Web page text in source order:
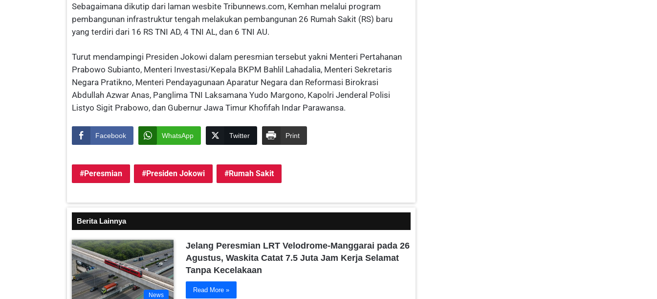
Sebagaimana dikutip dari laman wesbite Tribunnews.com, Kemhan melalui program
pembangunan infrastruktur tengah melakukan pembangunan 26 Rumah Sakit (RS) baru
yang terdiri dari 16 RS TNI AD, 4 TNI AL, dan 6 TNI AU.
Turut mendampingi Presiden Jokowi dalam peresmian tersebut yakni Menteri Pertahanan
Prabowo Subianto, Menteri Investasi/Kepala BKPM Bahlil Lahadalia, Menteri Sekretaris
Negara Pratikno, Menteri Pendayagunaan Aparatur Negara dan Reformasi Birokrasi
Abdullah Azwar Anas, Panglima TNI Laksamana Yudo Margono, Kapolri Jenderal Polisi
Listyo Sigit Prabowo, dan Gubernur Jawa Timur Khofifah Indar Parawansa.
Facebook WhatsApp Twitter Print
Peresmian Presiden Jokowi Rumah Sakit
Berita Lainnya
News
Jelang Peresmian LRT Velodrome-Manggarai pada 26
Agustus, Waskita Catat 7.5 Juta Jam Kerja Selamat
Tanpa Kecelakaan
Read More »